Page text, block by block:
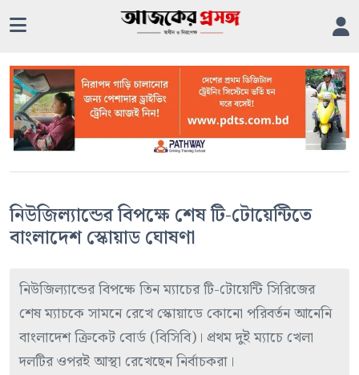
নিউজিল্যান্ডের বিপক্ষে শেষ টি-টোয়েন্টিতে
বাংলাদেশ স্কোয়াড ঘোষণা
নিউজিল্যান্ডের বিপক্ষে তিন ম্যাচের টি-টোয়েন্টি সিরিজের
শেষ ম্যাচকে সামনে রেখে স্কোয়াডে কোনো পরিবর্তন আনেনি
বাংলাদেশ ক্রিকেট বোর্ড (বিসিবি)। প্রথম দুই ম্যাচে খেলা
দলটির ওপরই আস্থা রেখেছেন নির্বাচকরা।